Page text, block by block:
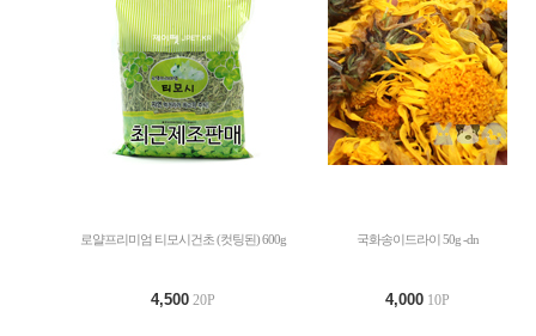
로얄프리미엄 티모시건초 (컷팅된) 600g
4,500 20P
국화송이드라이 50g -dn
4,000 10P